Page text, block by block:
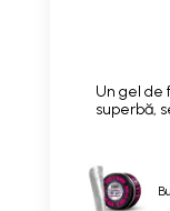
Un gel de
superbă,